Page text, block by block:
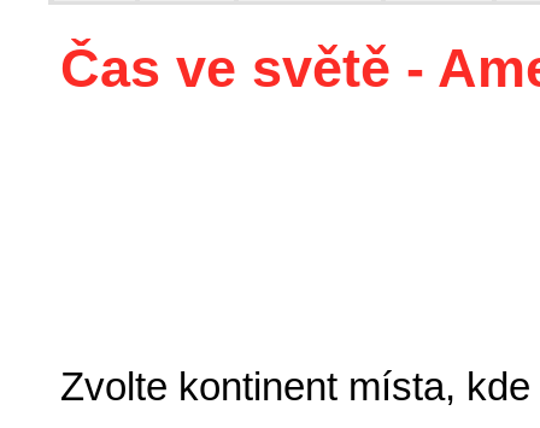
Čas ve světě -
Zvolte kontinent místa,